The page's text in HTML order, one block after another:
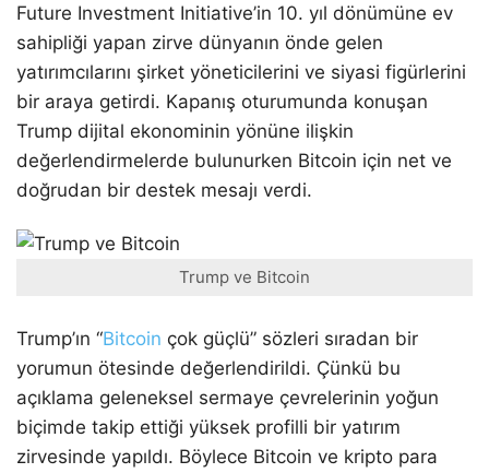
Future Investment Initiative’in 10. yıl dönümüne ev
sahipliği yapan zirve dünyanın önde gelen
yatırımcılarını şirket yöneticilerini ve siyasi figürlerini
bir araya getirdi. Kapanış oturumunda konuşan
Trump dijital ekonominin yönüne ilişkin
değerlendirmelerde bulunurken Bitcoin için net ve
doğrudan bir destek mesajı verdi.
Trump ve Bitcoin
Trump’ın “Bitcoin çok güçlü” sözleri sıradan bir
yorumun ötesinde değerlendirildi. Çünkü bu
açıklama geleneksel sermaye çevrelerinin yoğun
biçimde takip ettiği yüksek profilli bir yatırım
zirvesinde yapıldı. Böylece Bitcoin ve kripto para